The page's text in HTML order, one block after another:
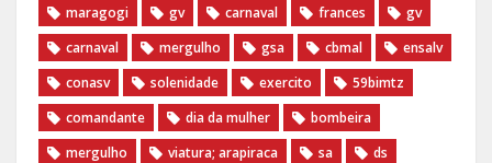
maragogi
gv carnaval frances
gv
carnaval
mergulho gsa cbmal
ensalv
conasv
solenidade exercito
59bimtz
comandante
dia da mulher
bombeira
mergulho
viatura; arapiraca sa
ds